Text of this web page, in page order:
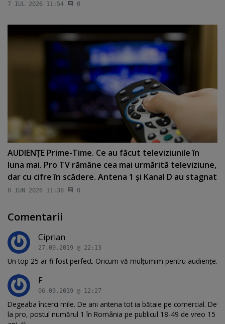
7 IUL 2026 11:54 0
AUDIENŢE Prime-Time. Ce au făcut televiziunile în
luna mai. Pro TV rămâne cea mai urmărită televiziune,
dar cu cifre în scădere. Antena 1 şi Kanal D au stagnat
8 IUN 2026 11:38 0
Comentarii
Ciprian
27.09.2019 @ 22:13
Un top 25 ar fi fost perfect. Oricum vă mulțumim pentru audiențe.
F
06.09.2019 @ 12:27
Degeaba încerci mile. De ani antena tot ia bătaie pe comercial. De
la pro, postul numărul 1 în România pe publicul 18-49 de vreo 15